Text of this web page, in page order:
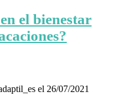
el bienestar
el 26/07/2021